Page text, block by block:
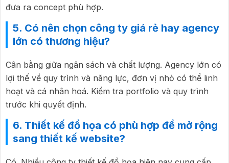
đưa ra concept phù hợp.
5. Có nên chọn công ty giá rẻ hay agency
lớn có thương hiệu?
Cân bằng giữa ngân sách và chất lượng. Agency lớn có
lợi thế về quy trình và năng lực, đơn vị nhỏ có thể linh
hoạt và cá nhân hoá. Kiểm tra portfolio và quy trình
trước khi quyết định.
6. Thiết kế đồ họa có phù hợp để mở rộng
sang thiết kế website?